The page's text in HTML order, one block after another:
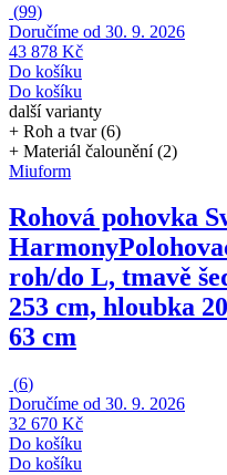
(99)
Doručíme od 30. 9. 2026
43 878 Kč
Do košíku
Do košíku
další varianty
+ Roh a tvar (6)
+ Materiál čalounění (2)
Miuform
Rohová pohovka
Harmony
roh/do L, tmavě
253 cm, hloubka
63 cm
(6)
Doručíme od 30. 9. 2026
32 670 Kč
Do košíku
Do košíku